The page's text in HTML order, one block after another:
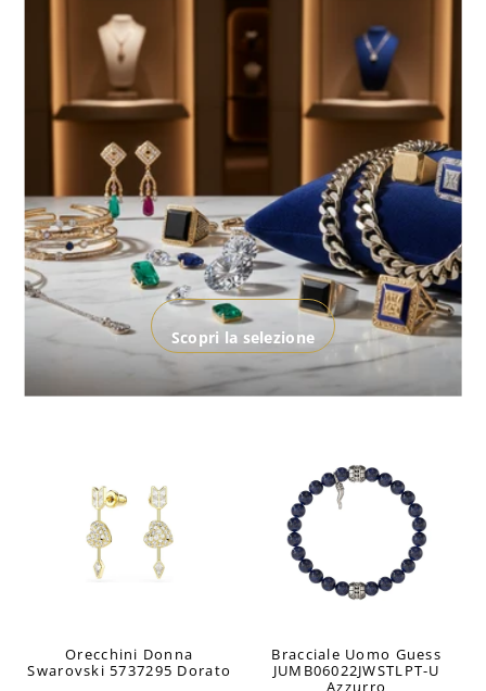
Scopri la selezione
Orecchini Donna
Swarovski 5737295 Dorato
Bracciale Uomo Guess
JUMB06022JWSTLPT-U
Azzurro